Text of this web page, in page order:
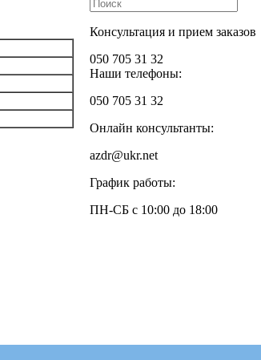
Консультация и прием заказов
050 705 31 32
Наши телефоны:
050 705 31 32
Онлайн консультанты:
azdr@ukr.net
График работы:
ПН-СБ с 10:00 до 18:00